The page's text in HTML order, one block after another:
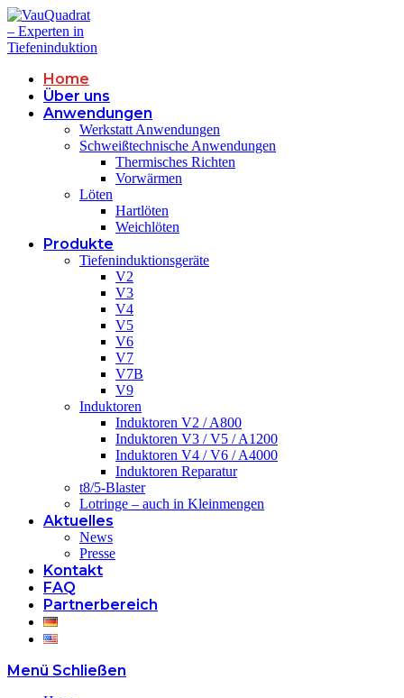
Home
Über uns
Anwendungen
Werkstatt Anwendungen
Schweißtechnische Anwendungen
Thermisches Richten
Vorwärmen
Löten
Hartlöten
Weichlöten
Produkte
Tiefeninduktionsgeräte
V2
V3
V4
V5
V6
V7
V7B
V9
Induktoren
Induktoren V2 / A800
Induktoren V3 / V5 / A1200
Induktoren V4 / V6 / A4000
Induktoren Reparatur
t8/5-Blaster
Lotringe – auch in Kleinmengen
Aktuelles
News
Presse
Kontakt
FAQ
Partnerbereich
Menü Schließen